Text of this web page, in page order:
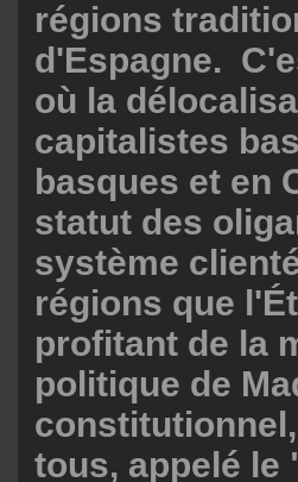
régions
d'Espagne.
où la
capitalistes
basques et en
statut des
système
régions que
profitant de la
politique de
tous, appelé le